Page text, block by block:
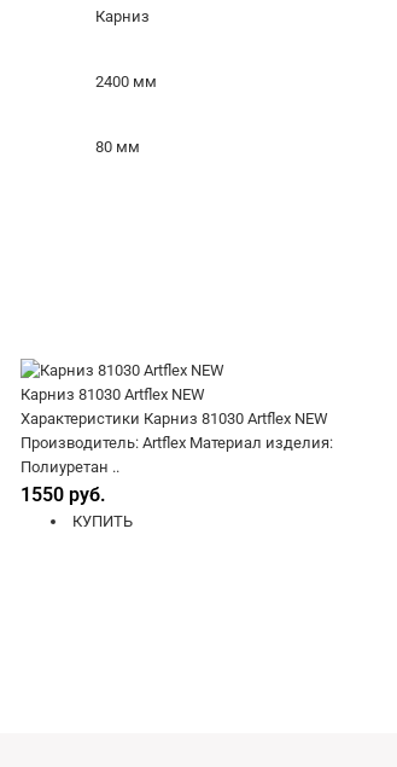
Карниз
2400 мм
80 мм
Карниз 81030 Artflex NEW
Характеристики Карниз 81030 Artflex NEW
Производитель: Artflex Материал изделия:
Полиуретан ..
1550 руб.
КУПИТЬ